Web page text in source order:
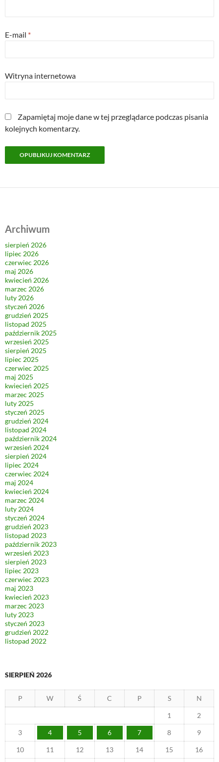
E-mail *
Witryna internetowa
Zapamiętaj moje dane w tej przeglądarce podczas pisania
kolejnych komentarzy.
Archiwum
sierpień 2026
lipiec 2026
czerwiec 2026
maj 2026
kwiecień 2026
marzec 2026
luty 2026
styczeń 2026
grudzień 2025
listopad 2025
październik 2025
wrzesień 2025
sierpień 2025
lipiec 2025
czerwiec 2025
maj 2025
kwiecień 2025
marzec 2025
luty 2025
styczeń 2025
grudzień 2024
listopad 2024
październik 2024
wrzesień 2024
sierpień 2024
lipiec 2024
czerwiec 2024
maj 2024
kwiecień 2024
marzec 2024
luty 2024
styczeń 2024
grudzień 2023
listopad 2023
październik 2023
wrzesień 2023
sierpień 2023
lipiec 2023
czerwiec 2023
maj 2023
kwiecień 2023
marzec 2023
luty 2023
styczeń 2023
grudzień 2022
listopad 2022
SIERPIEŃ 2026
P W Ś C P S N
1 2
3 4 5 6 7 8 9
10 11 12 13 14 15 16